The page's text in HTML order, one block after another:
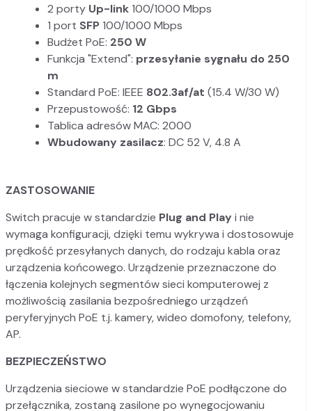
2 porty Up-link100/1000 Mbps
1 port SFP100/1000 Mbps
Budżet PoE: 250 W
Funkcja "Extend": przesyłanie sygnału do 250
m
Standard PoE: IEEE 802.3af/at (15.4 W/30 W)
Przepustowość: 12 Gbps
Tablica adresów MAC: 2000
Wbudowany zasilacz: DC 52 V, 4.8 A
ZASTOSOWANIE
Switch pracuje w standardzie Plug and Play i nie
wymaga konfiguracji, dzięki temu wykrywa i dostosowuje
prędkość przesyłanych danych, do rodzaju kabla oraz
urządzenia końcowego. Urządzenie przeznaczone do
łączenia kolejnych segmentów sieci komputerowej z
możliwością zasilania bezpośredniego urządzeń
peryferyjnych PoE t.j. kamery, wideo domofony, telefony,
AP.
BEZPIECZEŃSTWO
Urządzenia sieciowe w standardzie PoE podłączone do
przełącznika, zostaną zasilone po wynegocjowaniu